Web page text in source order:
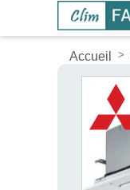
Accueil